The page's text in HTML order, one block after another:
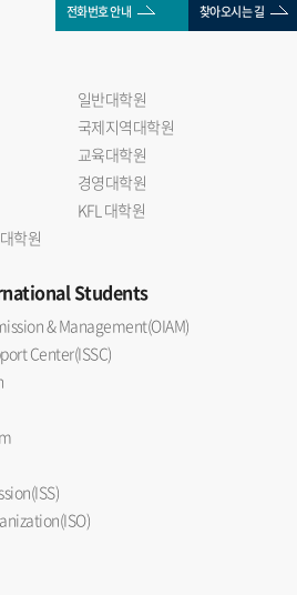
전화번호 안내 찾아오시는 길
일반대학원
국제지역대학원
교육대학원
경영대학원
KFL 대학원
학원
Students
& Management(OIAM)
Center(ISSC)